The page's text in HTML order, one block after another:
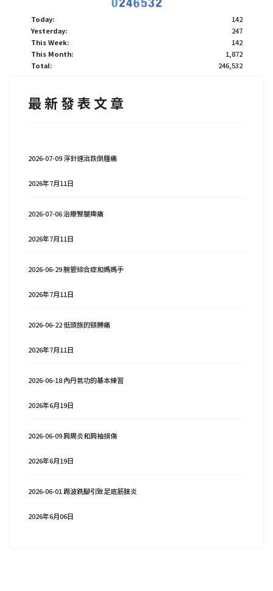
Today:
142
Yesterday:
247
This Week:
142
This Month:
1,872
Total:
246,532
最 新 發 表 文 章
2026-07-09 浮針速治跌倒腫痛
2026年7月11日
2026-07-06 治療臀腿痺痛
2026年7月11日
2026-06-29 腕管綜合症和媽媽手
2026年7月11日
2026-06-22 低頭族的頸膊痛
2026年7月11日
2026-06-18 內丹氣功的基本練習
2026年6月19日
2026-06-09 肩周炎和肩袖損傷
2026年6月19日
2026-06-01 踢波跣腳引致足底筋膜炎
2026年6月06日